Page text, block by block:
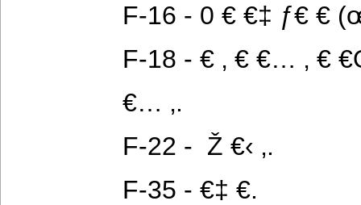
F-16 - 0 € €‡ ƒ€ €
F-18 - € ‚ € €… ‚ € €Œ
€… ‚.
F-22 -  Ž €‹ ‚.
F-35 - €‡ €.